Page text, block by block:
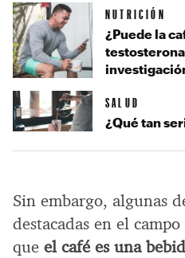
Sin embargo, algunas
destacadas en el
que el café es una
NUTRICIÓN
¿Puede la
SALUD
¿Qué tan